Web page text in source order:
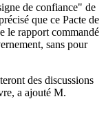
de confiance" de
que ce Pacte de
le rapport commandé
sans pour
des discussions
a ajouté M.